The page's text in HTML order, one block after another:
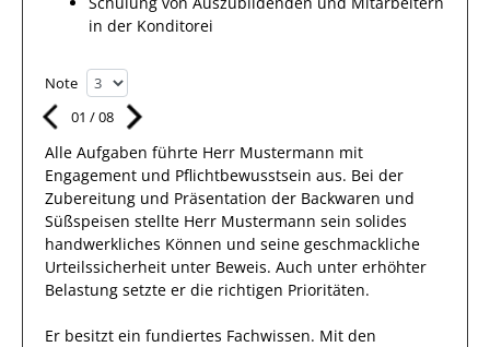
in der Konditorei
Note
01 /08
Alle Aufgaben führte Herr Mustermann mit
Engagement und Pflichtbewusstsein aus. Bei der
Zubereitung und Präsentation der Backwaren und
Süßspeisen stellte Herr Mustermann sein solides
handwerkliches Können und seine geschmackliche
Urteilssicherheit unter Beweis. Auch unter erhöhter
Belastung setzte er die richtigen Prioritäten.
Er besitzt ein fundiertes Fachwissen. Mit den